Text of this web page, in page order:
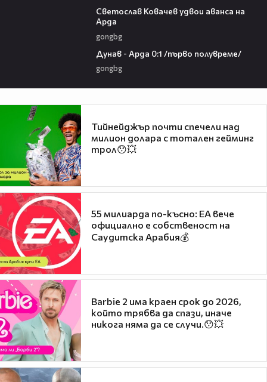
Светослав Ковачев удвои аванса на
Арда
gongbg
Дунав - Арда 0:1 /първо полувреме/
gongbg
Тийнейджър почти спечели над
милион долара с тотален гейминг
трол😯💥
55 милиарда по-късно: EA вече
официално е собственост на
Саудитска Арабия💰
Barbie 2 има краен срок до 2026,
който трябва да спази, иначе
никога няма да се случи.😯💥